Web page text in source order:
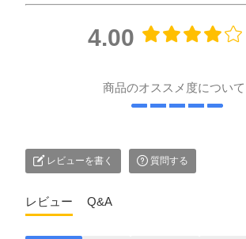
4.00
商品のオススメ度について
レビューを書く 質問する
レビュー Q&A